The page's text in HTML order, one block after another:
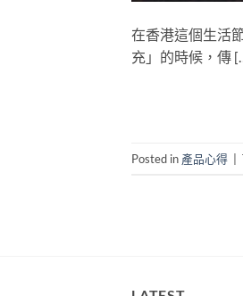
在香港這個生活
充」的時候，傳
Posted in 產品心得